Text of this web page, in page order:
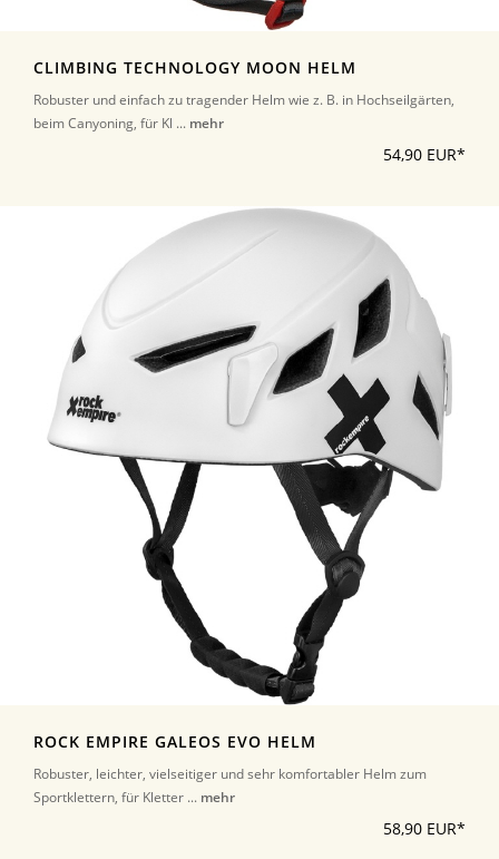
CLIMBING TECHNOLOGY MOON HELM
Robuster und einfach zu tragender Helm wie z. B. in Hochseilgärten,
beim Canyoning, für Kl ... mehr
54,90 EUR*
ROCK EMPIRE GALEOS EVO HELM
Robuster, leichter, vielseitiger und sehr komfortabler Helm zum
Sportklettern, für Kletter ... mehr
58,90 EUR*